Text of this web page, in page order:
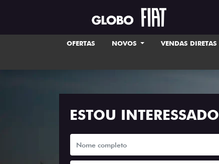
OFERTAS NOVOS VENDAS DIRETAS
ESTOU INTERESSADO